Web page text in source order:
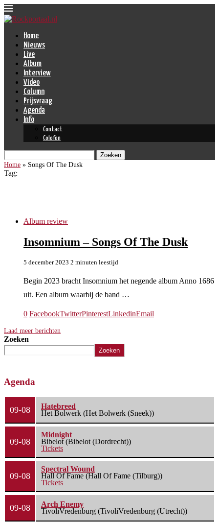
Home
Nieuws
Live
Album
Interview
Video
Column
Prijsvraag
Agenda
Info
Contact
Colofon
Zoeken
Home » Songs Of The Dusk
Tag:
Album review
Insomnium – Songs Of The Dusk
5 december 2023 2 minuten leestijd
Begin 2023 bracht Insomnium het negende album Anno 1686
uit. Een album waarbij de band …
0 FacebookTwitterPinterestLinkedinEmail
Laad meer berichten
Zoeken
Zoeken
Agenda
09-08
Hatebreed
Het Bolwerk (Het Bolwerk (Sneek))
09-08
Midnight
Bibelot (Bibelot (Dordrecht))
Tickets
09-08
Spectral Wound
Hall Of Fame (Hall Of Fame (Tilburg))
Tickets
09-08
Arch Enemy
TivoliVredenburg (TivoliVredenburg (Utrecht))